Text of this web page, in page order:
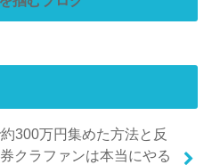
300万円集めた方法と反
クラファンは本当にやる